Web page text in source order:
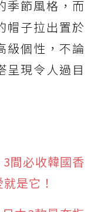
季節風格，而
帽子拉出置於
級個性，不論
呈現令人過目
間必收韓國香
是它！